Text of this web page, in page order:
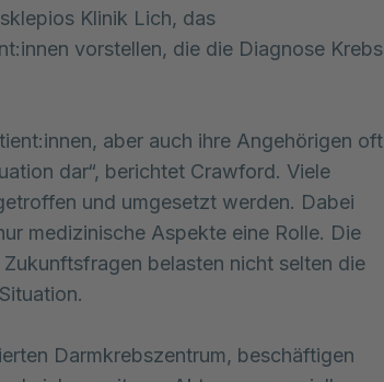
Klinik Lich, das
vorstellen, die die Diagnose Krebs
aber auch ihre Angehörigen oft
dar“, berichtet Crawford. Viele
und umgesetzt werden. Dabei
medizinische Aspekte eine Rolle. Die
belasten nicht selten die
Darmkrebszentrum, beschäftigen